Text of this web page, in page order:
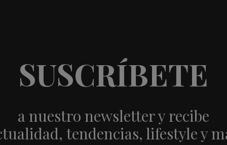
SUSCRÍBETE
a nuestro newsletter y recibe
tendencias, lifestyle y